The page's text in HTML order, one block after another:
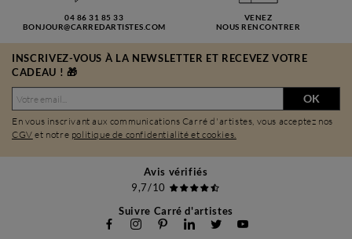
04 86 31 85 33
BONJOUR@CARREDARTISTES.COM
VENEZ
NOUS RENCONTRER
INSCRIVEZ-VOUS À LA NEWSLETTER ET RECEVEZ VOTRE
CADEAU ! 🎁
OK
En vous inscrivant aux communications Carré d'artistes, vous acceptez nos
CGV et notre politique de confidentialité et cookies.
Avis vérifiés
9,7/10
Suivre Carré d'artistes